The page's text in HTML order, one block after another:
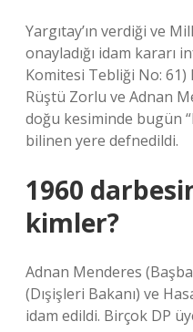
Yargıtay’ın verdiği ve
onayladığı idam kararı
Komitesi Tebliği No:
Rüştü Zorlu ve Adnan
doğu kesiminde bugün
bilinen yere defnedildi.
1960
kimler?
Adnan Menderes
(Dışişleri Bakanı) ve
idam edildi. Birçok DP